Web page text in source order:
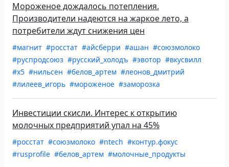
Мороженое дождалось потепления.
Производители надеются на жаркое лето, а
потребители ждут снижения цен
#магнит #росстат #айсберри #ашан #союзмолоко
#руспродсоюз #русский_холодъ #эвотор #вкусвилл
#х5 #нильсен #белов_артем #леонов_дмитрий
#лилеев_игорь #мороженое #заморозка
Инвестиции скисли. Интерес к открытию
молочных предприятий упал на 45%
#росстат #союзмолоко #ntech #контур.фокус
#rusprofile #белов_артем #молочные_продукты